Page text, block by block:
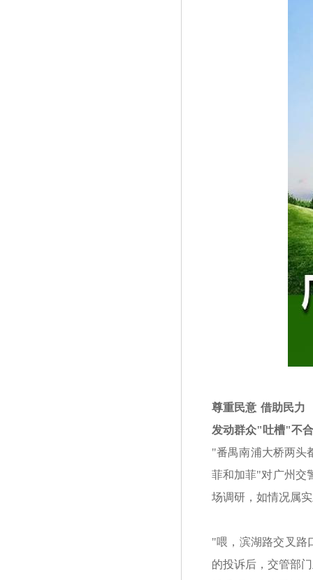
尊重民意 借助民力
发动群众"吐槽"不
"番禺南浦大桥两头
菲和加菲"对广州交
场调研，如情况属
"喂，滨湖路交叉路
的投诉后，交管部